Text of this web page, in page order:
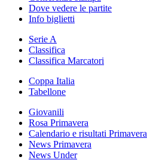
Dove vedere le partite
Info biglietti
Serie A
Classifica
Classifica Marcatori
Coppa Italia
Tabellone
Giovanili
Rosa Primavera
Calendario e risultati Primavera
News Primavera
News Under